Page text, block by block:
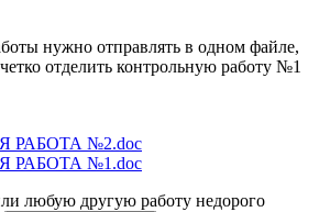
нужно отправлять в одном файле,
отделить контрольную работу №1
РАБОТА №2.doc
РАБОТА №1.doc
любую другую работу недорого